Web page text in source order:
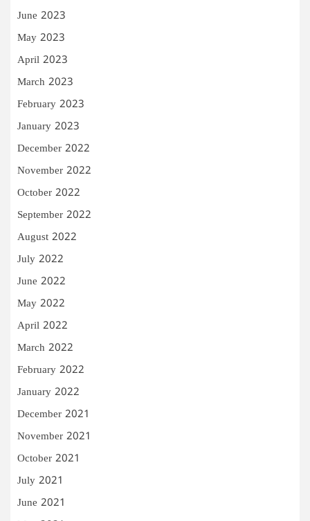
June 2023
May 2023
April 2023
March 2023
February 2023
January 2023
December 2022
November 2022
October 2022
September 2022
August 2022
July 2022
June 2022
May 2022
April 2022
March 2022
February 2022
January 2022
December 2021
November 2021
October 2021
July 2021
June 2021